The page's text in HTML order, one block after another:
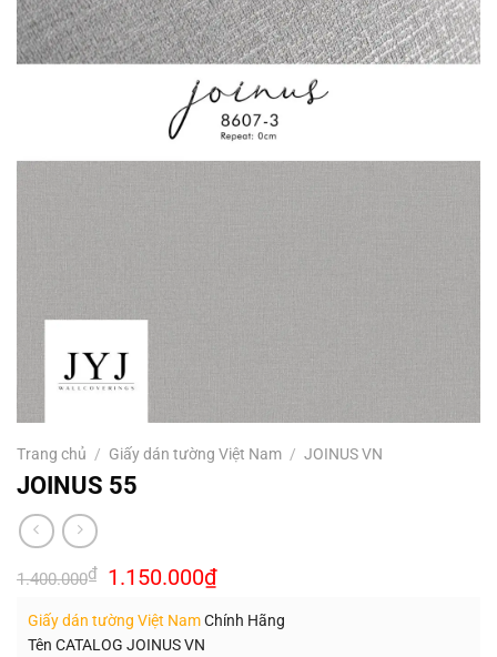
Trang chủ / Giấy dán tường Việt Nam / JOINUS VN
JOINUS 55
1.400.000₫ Giá
gốc
1.400.000₫.
1.150.000₫Giá
hiện
là:
Giấy dán tường Việt NamChính Hãng
Tên CATALOG JOINUS VN